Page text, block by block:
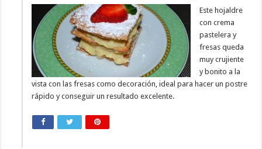
Este hojaldre
con crema
pastelera y
fresas queda
muy crujiente
y bonito a la
vista con las fresas como decoración, ideal para hacer un postre
rápido y conseguir un resultado excelente.